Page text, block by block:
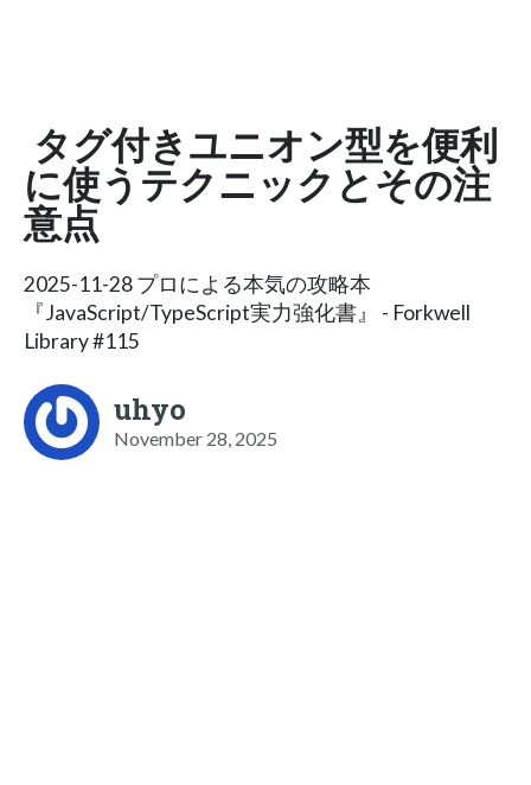
タグ付きユニオン型を便利
に使うテクニックとその注
意点
2025-11-28 プロによる本気の攻略本
『JavaScript/TypeScript実力強化書』 - Forkwell
Library #115
uhyo
November 28, 2025